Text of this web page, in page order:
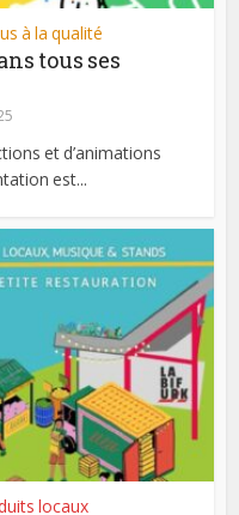
à la qualité
tous ses
et d’animations
est...
locaux